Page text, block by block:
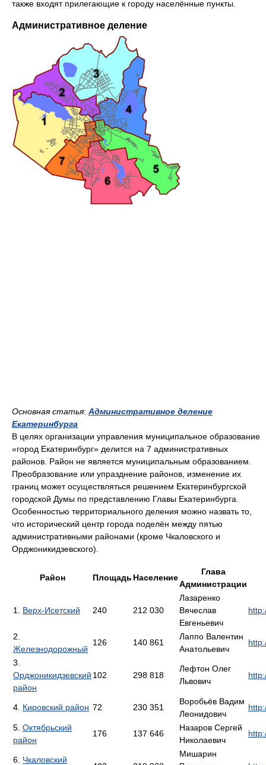
также входят прилегающие к городу населённые пункты.
Административное деление
Основная статья: Административное деление
Екатеринбурга
В целях организации управления муниципальное образование
«город Екатеринбург» делится на 7 административных
районов. Район не является муниципальным образованием.
Преобразование или упразднение районов, изменение их
границ может осуществляться решением Екатеринбургской
городской Думы по представлению Главы Екатеринбурга.
Особенностью территориального деления можно назвать то,
что исторический центр города поделён между пятью
административными районами (кроме Чкаловского и
Орджоникидзевского).
Район Площадь Население
Глава
Администрации
1. Верх-Исетский 240 212 030
Лазаренко
Вячеслав
Евгеньевич
2.
Железнодорожный
126 140 861
Лаппо Валентин
Анатольевич
3.
Орджоникидзевский
район
102 298 818
Лефтон Олег
Львович
4. Кировский район 72 230 351
Воробьёв Вадим
Леонидович
5. Октябрьский
район
176 137 646
Назаров Сергей
Николаевич
6. Чкаловский
Мишарин